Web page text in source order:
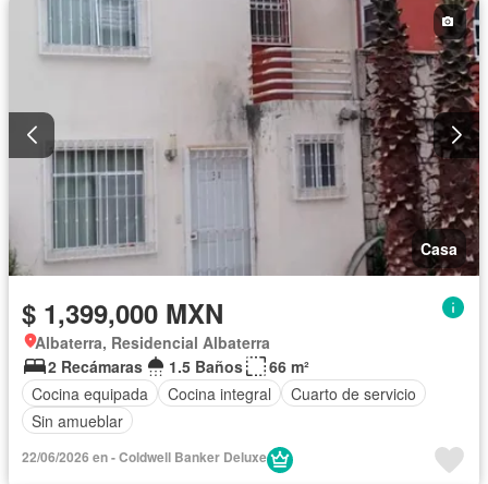
Casa
$ 1,399,000 MXN
Albaterra, Residencial Albaterra
2 Recámaras
1.5 Baños
66 m²
Cocina equipada
Cocina integral
Cuarto de servicio
Sin amueblar
22/06/2026 en - Coldwell Banker Deluxe